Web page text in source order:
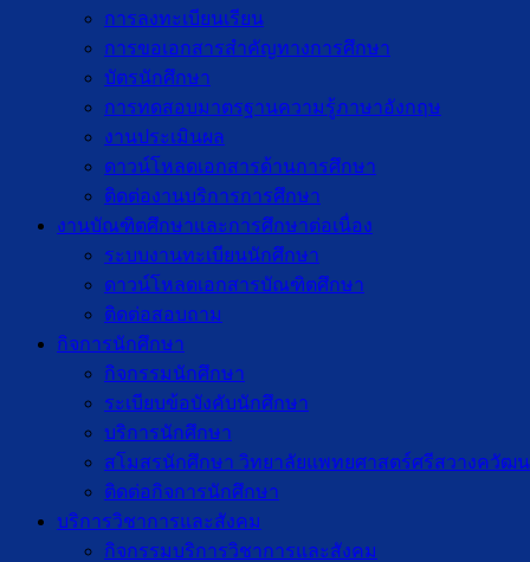
การลงทะเบียนเรียน
การขอเอกสารสำคัญทางการศึกษา
บัตรนักศึกษา
การทดสอบมาตรฐานความรู้ภาษาอังกฤษ
งานประเมินผล
ดาวน์โหลดเอกสารด้านการศึกษา
ติดต่องานบริการการศึกษา
งานบัณฑิตศึกษาเเละการศึกษาต่อเนื่อง
ระบบงานทะเบียนนักศึกษา
ดาวน์โหลดเอกสารบัณฑิตศึกษา
ติดต่อสอบถาม
กิจการนักศึกษา
กิจกรรมนักศึกษา
ระเบียบข้อบังคับนักศึกษา
บริการนักศึกษา
สโมสรนักศึกษา วิทยาลัยแพทยศาสตร์ศรีสวางควัฒน
ติดต่อกิจการนักศึกษา
บริการวิชาการและสังคม
กิจกรรมบริการวิชาการและสังคม